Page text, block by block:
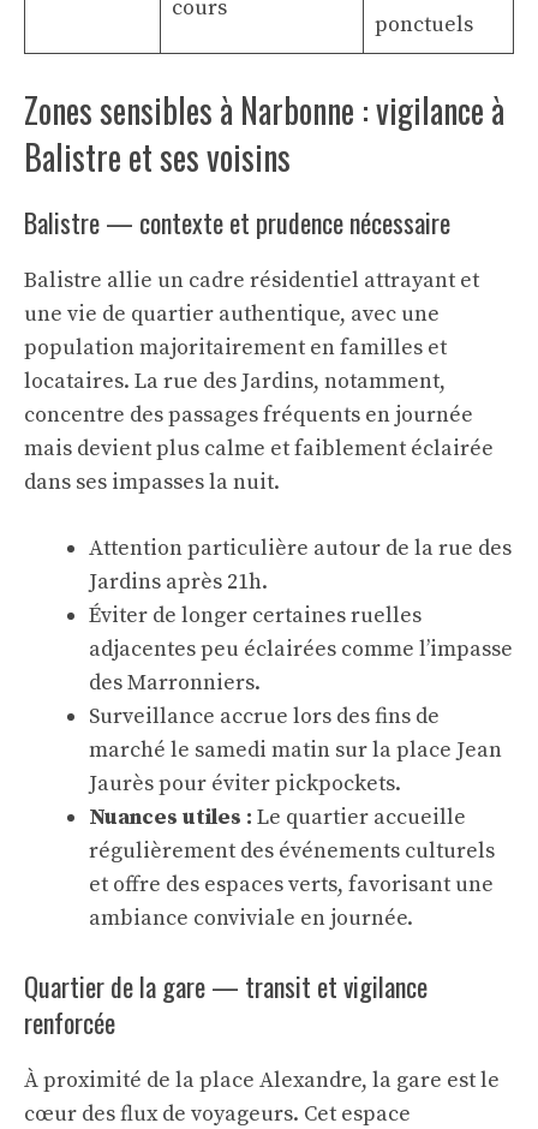
cours
ponctuels
Zones sensibles à Narbonne : vigilance à
Balistre et ses voisins
Balistre — contexte et prudence nécessaire
Balistre allie un cadre résidentiel attrayant et
une vie de quartier authentique, avec une
population majoritairement en familles et
locataires. La rue des Jardins, notamment,
concentre des passages fréquents en journée
mais devient plus calme et faiblement éclairée
dans ses impasses la nuit.
Attention particulière autour de la rue des
Jardins après 21h.
Éviter de longer certaines ruelles
adjacentes peu éclairées comme l’impasse
des Marronniers.
Surveillance accrue lors des fins de
marché le samedi matin sur la place Jean
Jaurès pour éviter pickpockets.
Nuances utiles : Le quartier accueille
régulièrement des événements culturels
et offre des espaces verts, favorisant une
ambiance conviviale en journée.
Quartier de la gare — transit et vigilance
renforcée
À proximité de la place Alexandre, la gare est le
cœur des flux de voyageurs. Cet espace